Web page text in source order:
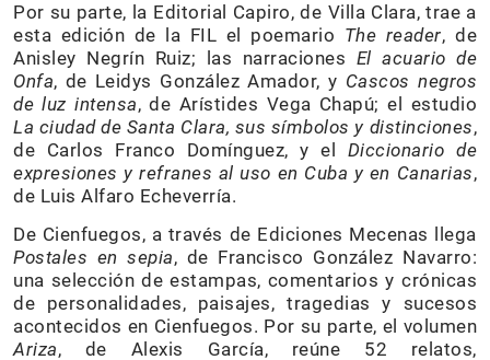
Por su parte, la Editorial Capiro, de Villa Clara, trae a
esta edición de la FIL el poemario The reader, de
Anisley Negrín Ruiz; las narraciones El acuario de
Onfa, de Leidys González Amador, y Cascos negros
de luz intensa, de Arístides Vega Chapú; el estudio
La ciudad de Santa Clara, sus símbolos y distinciones,
de Carlos Franco Domínguez, y el Diccionario de
expresiones y refranes al uso en Cuba y en Canarias,
de Luis Alfaro Echeverría.
De Cienfuegos, a través de Ediciones Mecenas llega
Postales en sepia, de Francisco González Navarro:
una selección de estampas, comentarios y crónicas
de personalidades, paisajes, tragedias y sucesos
acontecidos en Cienfuegos. Por su parte, el volumen
Ariza, de Alexis García, reúne 52 relatos,